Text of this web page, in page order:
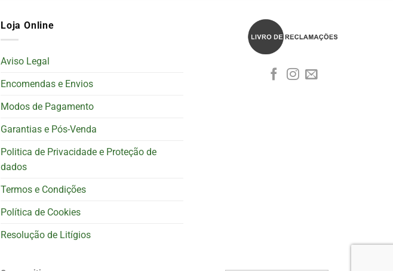
Loja Online
Aviso Legal
Encomendas e Envios
Modos de Pagamento
Garantias e Pós-Venda
Politica de Privacidade e Proteção de
dados
Termos e Condições
Política de Cookies
Resolução de Litígios